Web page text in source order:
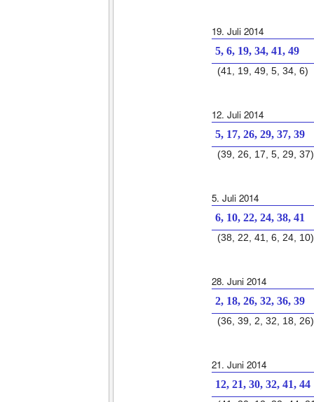
19. Juli 2014
5, 6, 19, 34, 41, 49
(41, 19, 49, 5, 34, 6)
12. Juli 2014
5, 17, 26, 29, 37, 39
(39, 26, 17, 5, 29, 37)
5. Juli 2014
6, 10, 22, 24, 38, 41
(38, 22, 41, 6, 24, 10)
28. Juni 2014
2, 18, 26, 32, 36, 39
(36, 39, 2, 32, 18, 26)
21. Juni 2014
12, 21, 30, 32, 41, 44